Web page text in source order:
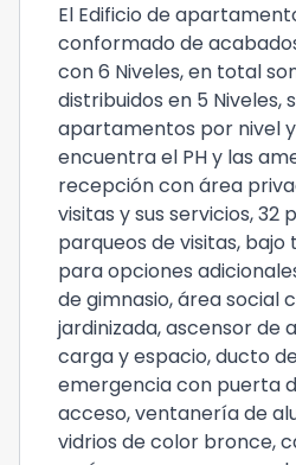
El Edificio de
conformado de
con 6 Niveles, en total
distribuidos en 5 Niveles,
apartamentos por nivel
encuentra el PH y las
recepción con área
visitas y sus servicios, 32
parqueos de visitas, bajo
para opciones
de gimnasio, área social
jardinizada, ascensor de
carga y espacio, ducto
emergencia con puerta
acceso, ventanería de
vidrios de color bronce,